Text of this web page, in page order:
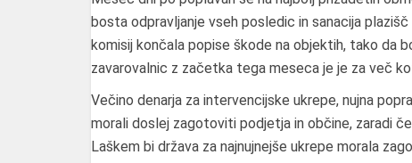
bosta odpravljanje vseh posledic in sanacija
komisij končala popise škode na objektih, tako da
zavarovalnic z začetka tega meseca je je za več
Večino denarja za intervencijske ukrepe, nujna
morali doslej zagotoviti podjetja in občine, zaradi
Laškem bi država za najnujnejše ukrepe morala